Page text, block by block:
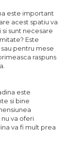
este important
acest spatiu va
sunt necesare
Este
pentru mese
raspuns
este
si bine
va oferi
va fi mult prea